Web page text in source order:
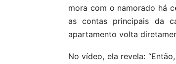
mora com o namorado há
as contas principais da
apartamento volta
No vídeo, ela revela: